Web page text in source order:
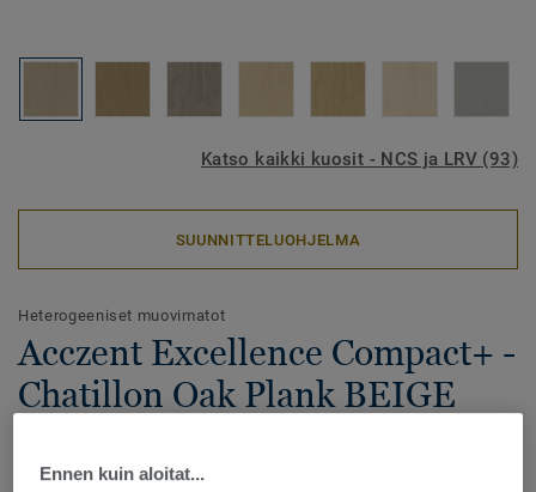
Katso kaikki kuosit - NCS ja LRV (93)
SUUNNITTELUOHJELMA
Heterogeeniset muovimatot
Acczent Excellence Compact+ -
Chatillon Oak Plank BEIGE
uutuus, joka tarjoaa alhaisen vierintävastuksen samalla
Ennen kuin aloitat...